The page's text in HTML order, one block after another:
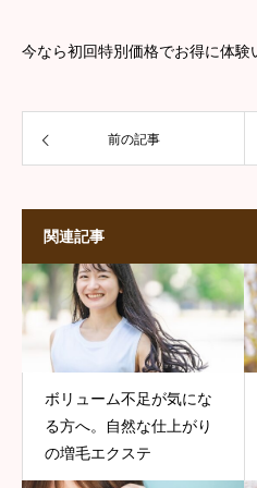
今なら初回特別価格でお得に体験
前の記事
関連記事
ボリューム不足が気にな
る方へ。自然な仕上がり
の増毛エクステ